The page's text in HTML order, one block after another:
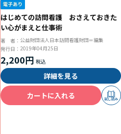
はじめての訪問看護 おさえておきた
い心がまえと仕事術
著 者： 公益財団法人日本訪問看護財団＝編集
発行日： 2019年04月25日
2,200円
詳細を見る
カートに入れる
試し読み